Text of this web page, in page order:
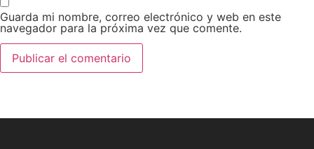
Guarda mi nombre, correo electrónico y web en este
navegador para la próxima vez que comente.